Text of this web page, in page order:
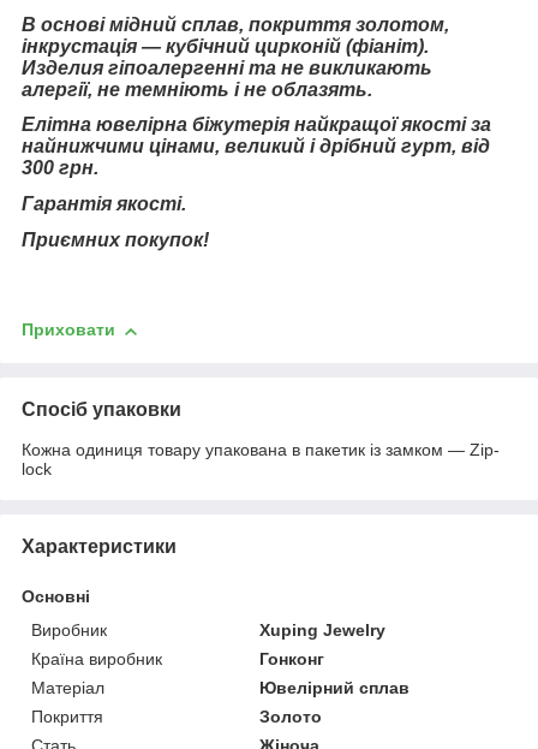
В основі мідний сплав, покриття золотом,
інкрустація — кубічний цирконій (фіаніт).
Изделия гіпоалергенні та не викликають
алергії, не темніють і не облазять.
Елітна ювелірна біжутерія найкращої якості за
найнижчими цінами, великий і дрібний гурт, від
300 грн.
Гарантія якості.
Приємних покупок!
Приховати
Спосіб упаковки
Кожна одиниця товару упакована в пакетик із замком — Zip-
lock
Характеристики
Основні
Виробник
Xuping Jewelry
Країна виробник
Гонконг
Матеріал
Ювелірний сплав
Покриття
Золото
Стать
Жіноча